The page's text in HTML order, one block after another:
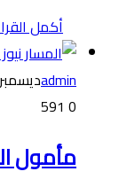
أكمل
adminديسمبر 25, 2021
0
مأمول